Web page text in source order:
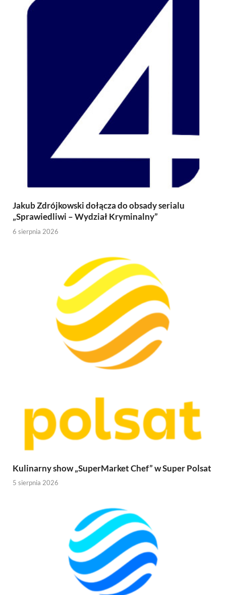
Jakub Zdrójkowski dołącza do obsady serialu
„Sprawiedliwi – Wydział Kryminalny”
6 sierpnia 2026
Kulinarny show „SuperMarket Chef” w Super Polsat
5 sierpnia 2026